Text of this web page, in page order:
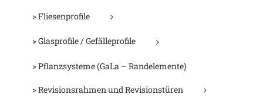
> Fliesenprofile
> Glasprofile / Gefälleprofile
> Pflanzsysteme (GaLa – Randelemente)
> Revisionsrahmen und Revisionstüren